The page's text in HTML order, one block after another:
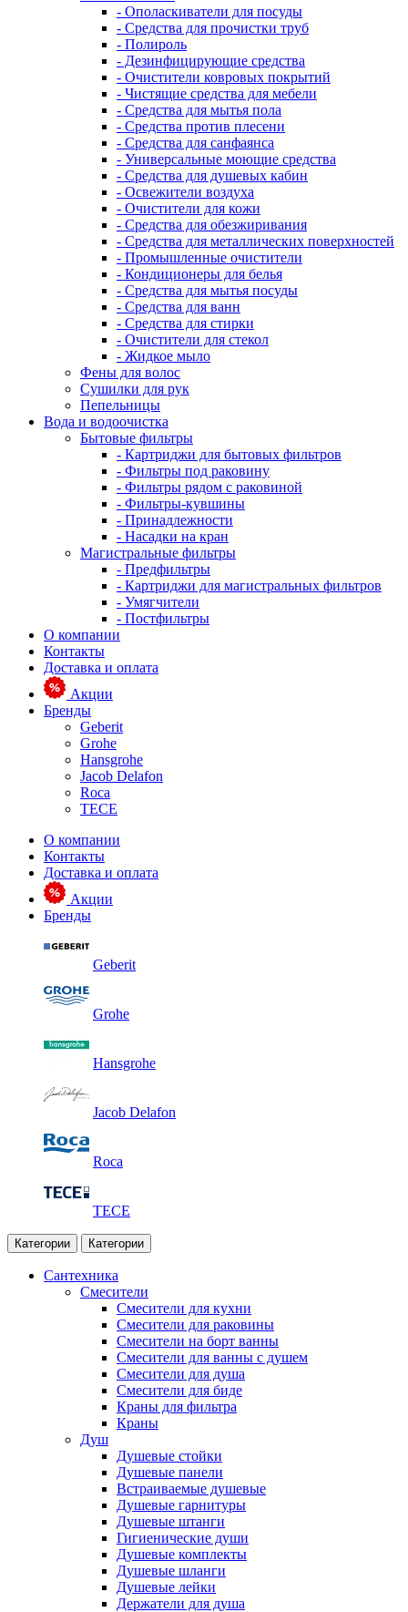
- Ополаскиватели для посуды
- Средства для прочистки труб
- Полироль
- Дезинфицирующие средства
- Очистители ковровых покрытий
- Чистящие средства для мебели
- Средства для мытья пола
- Средства против плесени
- Средства для санфаянса
- Универсальные моющие средства
- Средства для душевых кабин
- Освежители воздуха
- Очистители для кожи
- Средства для обезжиривания
- Средства для металлических поверхностей
- Промышленные очистители
- Кондиционеры для белья
- Средства для мытья посуды
- Средства для ванн
- Средства для стирки
- Очистители для стекол
- Жидкое мыло
Фены для волос
Сушилки для рук
Пепельницы
Вода и водоочистка
Бытовые фильтры
- Картриджи для бытовых фильтров
- Фильтры под раковину
- Фильтры рядом с раковиной
- Фильтры-кувшины
- Принадлежности
- Насадки на кран
Магистральные фильтры
- Предфильтры
- Картриджи для магистральных фильтров
- Умягчители
- Постфильтры
О компании
Контакты
Доставка и оплата
Акции
Бренды
Geberit
Grohe
Hansgrohe
Jacob Delafon
Roca
TECE
О компании
Контакты
Доставка и оплата
Акции
Бренды
Geberit
Grohe
Hansgrohe
Jacob Delafon
Roca
TECE
Категории Категории
Сантехника
Смесители
Смесители для кухни
Смесители для раковины
Смесители на борт ванны
Смесители для ванны с душем
Смесители для душа
Смесители для биде
Краны для фильтра
Краны
Душ
Душевые стойки
Душевые панели
Встраиваемые душевые
Душевые гарнитуры
Душевые штанги
Гигиенические души
Душевые комплекты
Душевые шланги
Душевые лейки
Держатели для душа